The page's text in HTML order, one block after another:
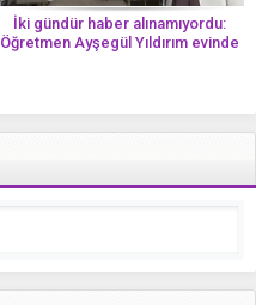
İki gündür haber alınamıyordu:
Öğretmen Ayşegül Yıldırım evinde